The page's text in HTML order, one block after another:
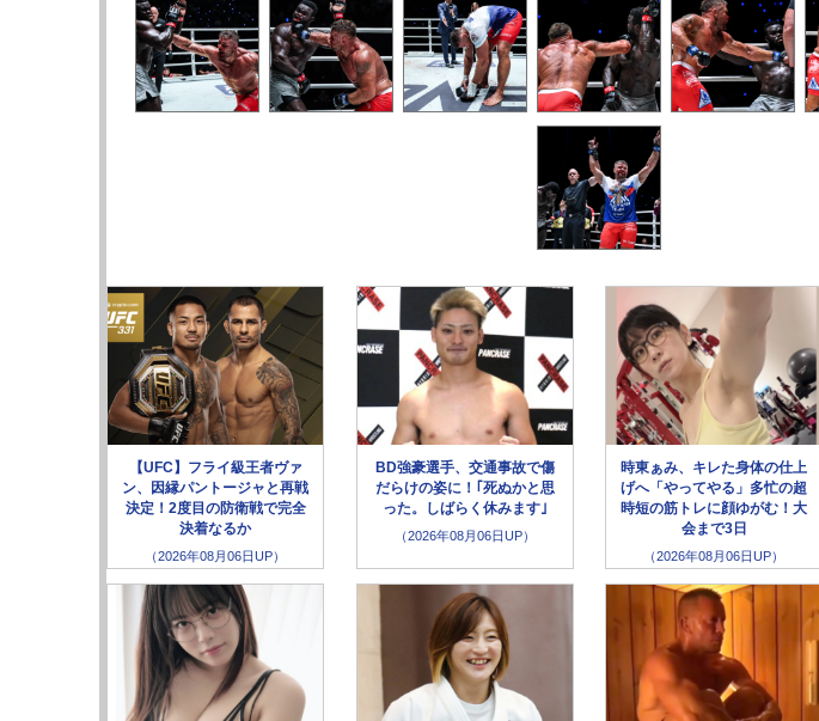
【UFC】フライ級王者ヴァ
ン、因縁パントージャと再戦
決定！2度目の防衛戦で完全
決着なるか
（2026年08月06日UP）
BD強豪選手、交通事故で傷
だらけの姿に！｢死ぬかと思
った。しばらく休みます｣
（2026年08月06日UP）
時東ぁみ、キレた身体の仕上
げへ「やってやる」多忙の超
時短の筋トレに顔ゆがむ！大
会まで3日
（2026年08月06日UP）